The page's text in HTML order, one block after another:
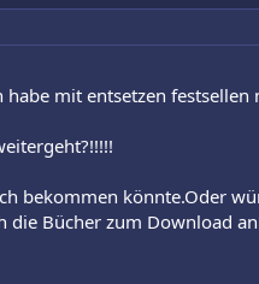
mit entsetzen
bekommen könnte.Oder
Bücher zum Download